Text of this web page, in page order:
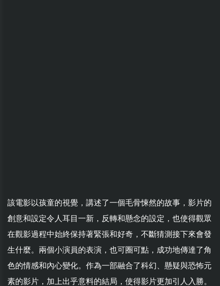
該電影以孩童的視覺，講述了一個毛骨悚然的故事，影片的
創意和設定令人耳目一新，反轉和懸念的設定，也使得觀眾
在觀影過程中始終保持著緊張和好奇，不斷猜測接下來會發
生什麼。兩個小演員的表演，也可圈可點，成功地傳達了角
色的情感和內心變化。作為一部融合了科幻、懸疑與恐怖元
素的影片，加上出乎意料的結局，使得影片更加引人入勝。